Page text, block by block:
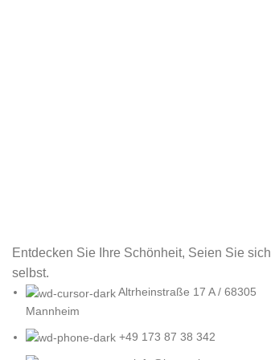
Entdecken Sie Ihre Schönheit, Seien Sie sich
selbst.
Altrheinstraße 17 A / 68305
Mannheim
+49 173 87 38 342